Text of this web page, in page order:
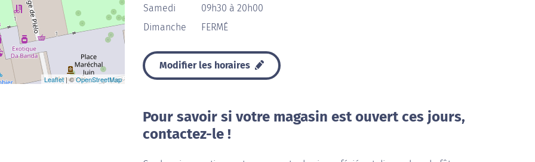
Leaflet| ©OpenStreetMap
Samedi
09h30 à 20h00
Dimanche
FERMÉ
Modifier les horaires
Pour savoir si votre magasin est ouvert ces jours,
contactez-le !